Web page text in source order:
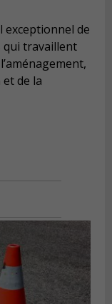
exceptionnel de
qui travaillent
de la